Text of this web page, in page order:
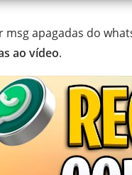
apagadas do
ao vídeo.